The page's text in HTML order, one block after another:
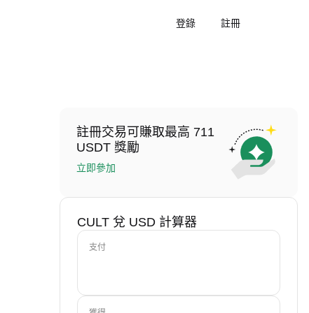
登錄 註冊
註冊交易可賺取最高 711
USDT 獎勵
立即參加
CULT 兌 USD 計算器
支付